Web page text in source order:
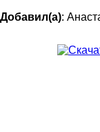
Добавил(а):